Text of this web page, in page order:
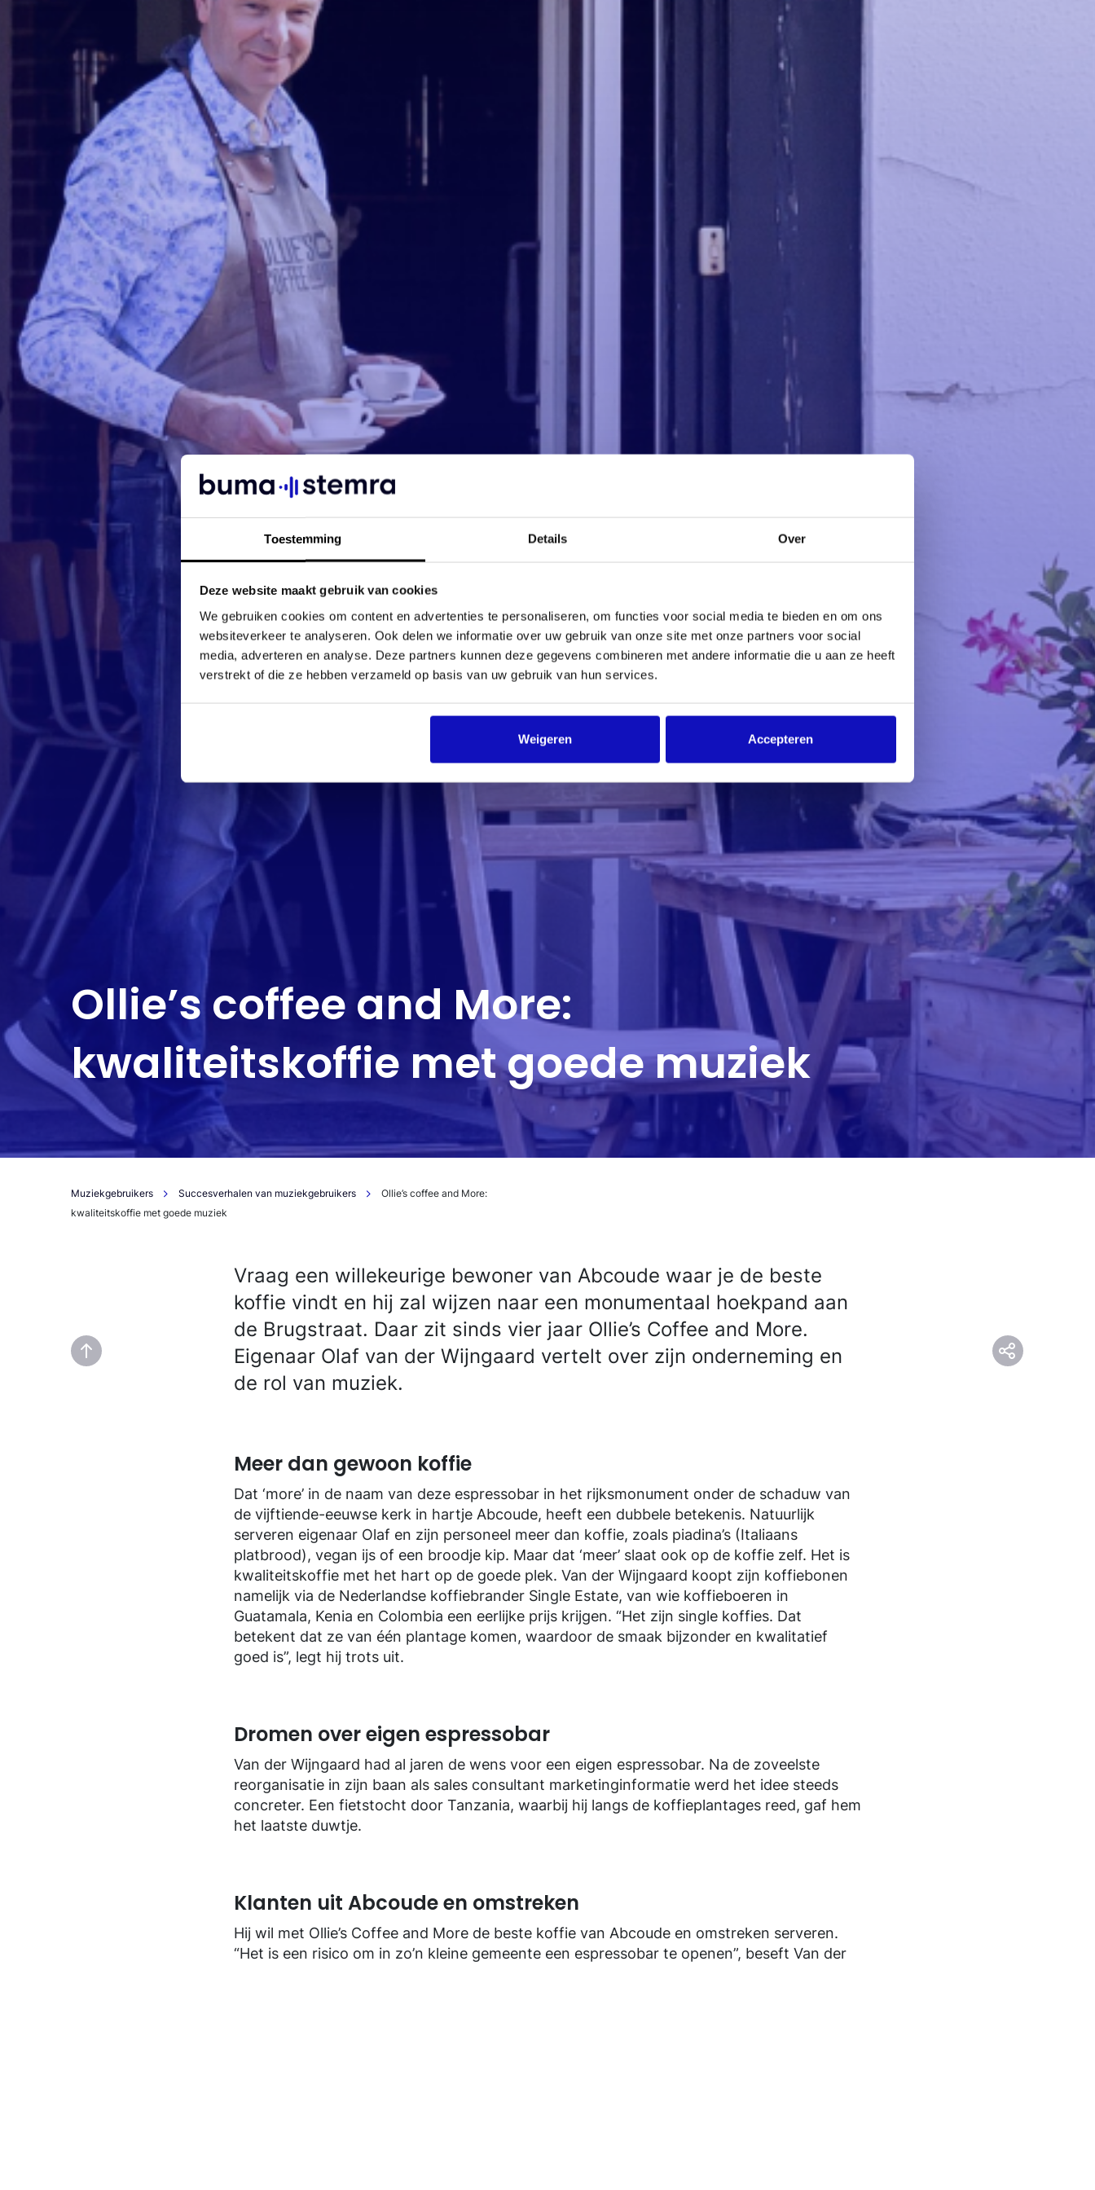
Toestemming Details Over
Deze website maakt gebruik van cookies
We gebruiken cookies om content en advertenties te personaliseren, om functies voor social media te bieden en om ons
websiteverkeer te analyseren. Ook delen we informatie over uw gebruik van onze site met onze partners voor social
media, adverteren en analyse. Deze partners kunnen deze gegevens combineren met andere informatie die u aan ze heeft
verstrekt of die ze hebben verzameld op basis van uw gebruik van hun services.
Weigeren Accepteren
Ollie’s coffee and More:
kwaliteitskoffie met goede muziek
Muziekgebruikers Succesverhalen van muziekgebruikers
Ollie’s coffee and More:
kwaliteitskoffie met goede muziek
Vraag een willekeurige bewoner van Abcoude waar je de beste
koffie vindt en hij zal wijzen naar een monumentaal hoekpand aan
de Brugstraat. Daar zit sinds vier jaar Ollie’s Coffee and More.
Eigenaar Olaf van der Wijngaard vertelt over zijn onderneming en
de rol van muziek.
Meer dan gewoon koffie
Dat ‘more’ in de naam van deze espressobar in het rijksmonument onder de schaduw van
de vijftiende-eeuwse kerk in hartje Abcoude, heeft een dubbele betekenis. Natuurlijk
serveren eigenaar Olaf en zijn personeel meer dan koffie, zoals piadina’s (Italiaans
platbrood), vegan ijs of een broodje kip. Maar dat ‘meer’ slaat ook op de koffie zelf. Het is
kwaliteitskoffie met het hart op de goede plek. Van der Wijngaard koopt zijn koffiebonen
namelijk via de Nederlandse koffiebrander Single Estate, van wie koffieboeren in
Guatamala, Kenia en Colombia een eerlijke prijs krijgen. “Het zijn single koffies. Dat
betekent dat ze van één plantage komen, waardoor de smaak bijzonder en kwalitatief
goed is”, legt hij trots uit.
Dromen over eigen espressobar
Van der Wijngaard had al jaren de wens voor een eigen espressobar. Na de zoveelste
reorganisatie in zijn baan als sales consultant marketinginformatie werd het idee steeds
concreter. Een fietstocht door Tanzania, waarbij hij langs de koffieplantages reed, gaf hem
het laatste duwtje.
Klanten uit Abcoude en omstreken
Hij wil met Ollie’s Coffee and More de beste koffie van Abcoude en omstreken serveren.
“Het is een risico om in zo’n kleine gemeente een espressobar te openen”, beseft Van der